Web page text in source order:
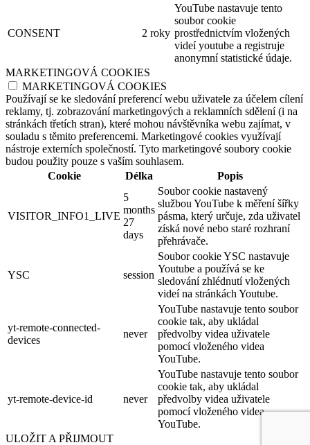
CONSENT 2 roky
YouTube nastavuje tento
soubor cookie
prostřednictvím vložených
videí youtube a registruje
anonymní statistické údaje.
MARKETINGOVÁ COOKIES
MARKETINGOVÁ COOKIES
Používají se ke sledování preferencí webu uživatele za účelem cílení
reklamy, tj. zobrazování marketingových a reklamních sdělení (i na
stránkách třetích stran), které mohou návštěvníka webu zajímat, v
souladu s těmito preferencemi. Marketingové cookies využívají
nástroje externích společností. Tyto marketingové soubory cookie
budou použity pouze s vaším souhlasem.
Cookie
Délka Popis
VISITOR_INFO1_LIVE
5
months
27
days
Soubor cookie nastavený
službou YouTube k měření šířky
pásma, který určuje, zda uživatel
získá nové nebo staré rozhraní
přehrávače.
YSC session
Soubor cookie YSC nastavuje
Youtube a používá se ke
sledování zhlédnutí vložených
videí na stránkách Youtube.
yt-remote-connected-
devices
never
YouTube nastavuje tento soubor
cookie tak, aby ukládal
předvolby videa uživatele
pomocí vloženého videa
YouTube.
yt-remote-device-id never
YouTube nastavuje tento soubor
cookie tak, aby ukládal
předvolby videa uživatele
pomocí vloženého videa
YouTube.
ULOŽIT A PŘIJMOUT